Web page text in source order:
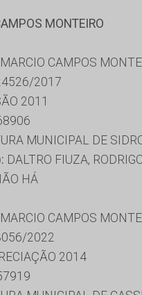
MONTEIRO
CAMPOS
2017
2011
MUNICIPAL DE
DALTRO FIUZA,
HÁ
CAMPOS
2022
2014